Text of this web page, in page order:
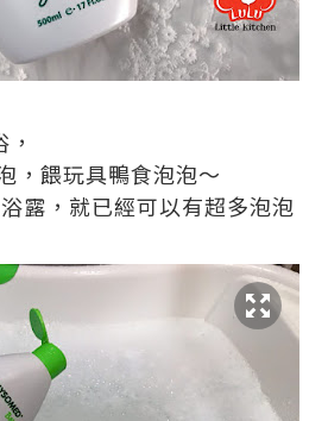
，餵玩具鴨食泡泡～
露，就已經可以有超多泡泡